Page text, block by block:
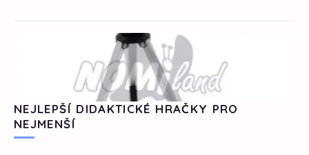
NEJLEPŠÍ DIDAKTICKÉ HRAČKY PRO
NEJMENŠÍ